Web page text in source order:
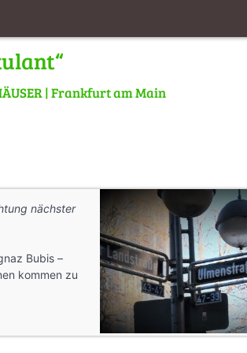
| Frankfurt am Main
nächster
Bubis –
kommen zu